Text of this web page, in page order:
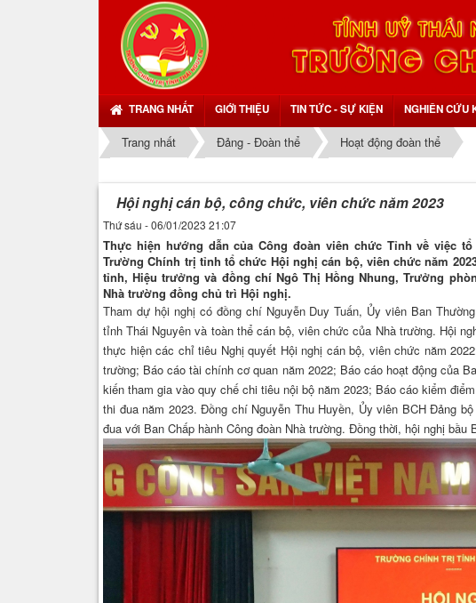
TRANG NHẤT GIỚI THIỆU TIN TỨC - SỰ KIỆN NGHIÊN CỨU
Trang nhất Đảng - Đoàn thể
Hoạt động đoàn thể
Hội nghị cán bộ, công chức, viên chức năm 2023
Thứ sáu - 06/01/2023 21:07
Thực hiện hướng dẫn của Công đoàn viên chức Tỉnh về việc
Trường Chính trị tỉnh tổ chức Hội nghị cán bộ, viên chức năm
tỉnh, Hiệu trưởng và đồng chí Ngô Thị Hồng Nhung, Trưởng
Nhà trường đồng chủ trì Hội nghị.
Tham dự hội nghị có đồng chí Nguyễn Duy Tuấn, Ủy viên Ban
tỉnh Thái Nguyên và toàn thể cán bộ, viên chức của Nhà trường. Hội
thực hiện các chỉ tiêu Nghị quyết Hội nghị cán bộ, viên chức năm
trường; Báo cáo tài chính cơ quan năm 2022; Báo cáo hoạt động của
kiến tham gia vào quy chế chi tiêu nội bộ năm 2023; Báo cáo kiểm
thi đua năm 2023. Đồng chí Nguyễn Thu Huyền, Ủy viên BCH Đảng
đua với Ban Chấp hành Công đoàn Nhà trường. Đồng thời, hội nghị bầu